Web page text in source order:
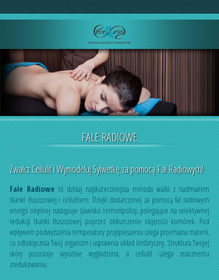
FALE RADIOWE
Zwalcz Cellulit i Wymodeluj Sylwetkę za pomocą Fal Radiowych!
Fale Radiowe to dzisiaj najskuteczniejsza metoda walki z nadmiarem
tkanki tłuszczowej i cellulitem. Dzięki dostarczonej za pomocą fal radiowych
energii cieplnej następuje zjawisko termolipolizy, polegające na selektywnej
redukcji tkanki tłuszczowej poprzez obkurczenie objętości komórek. Pod
wpływem podwyższenia temperatury przyspieszeniu ulega przemiana materii,
co odtoksycznia Twój organizm i usprawnia układ limfatyczny. Struktura Twojej
skóry pozostaje wyraźnie wygładzona, a cellulit ulega znacznemu
zredukowaniu.